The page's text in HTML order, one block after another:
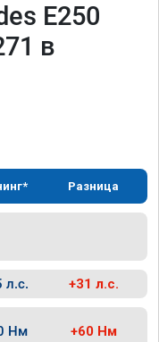
E250
в
Разница
л.с. +31 л.с.
Нм +60 Нм